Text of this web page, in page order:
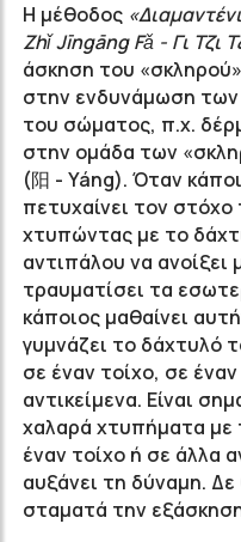
Η μέθοδος
Zhǐ Jīngāng Fǎ - Γι Τζι
άσκηση του
στην ενδυνάμωση
του σώματος, π.χ.
στην ομάδα των
(阳 - Yáng). Όταν
πετυχαίνει τον στόχο
χτυπώντας με το
αντιπάλου να ανοίξει
τραυματίσει τα
κάποιος μαθαίνει
γυμνάζει το δάχτυλό
σε έναν τοίχο, σε
αντικείμενα. Είναι
χαλαρά χτυπήματα με
έναν τοίχο ή σε άλλα
αυξάνει τη δύναμη.
σταματά την